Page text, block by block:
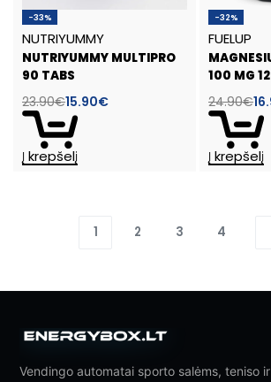
-33%
NUTRIYUMMY
NUTRIYUMMY MULTIPRO
90 TABS
23.90€15.90€
Į krepšelį
-32%
FUELUP
100 MG
24.90€
Į krepšelį
1 2 3 4
Vendingo automatai sporto salėms, teniso